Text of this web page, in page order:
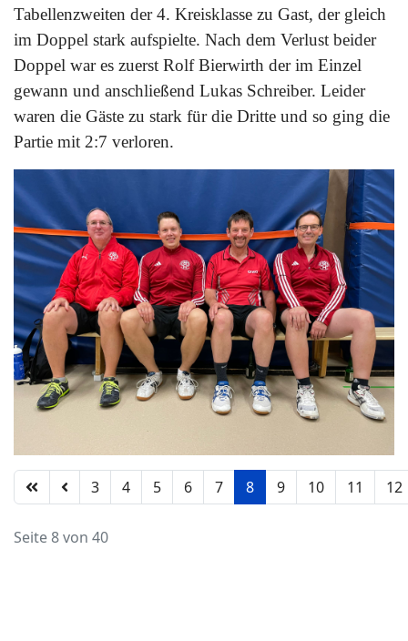
Tabellenzweiten der 4. Kreisklasse zu Gast, der gleich
im Doppel stark aufspielte. Nach dem Verlust beider
Doppel war es zuerst Rolf Bierwirth der im Einzel
gewann und anschließend Lukas Schreiber. Leider
waren die Gäste zu stark für die Dritte und so ging die
Partie mit 2:7 verloren.
3 4 5 6 7 8 9 10 11 12
Seite 8 von 40